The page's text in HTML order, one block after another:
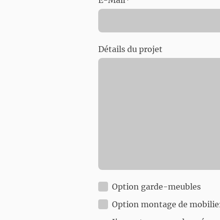
Détails du projet
Option garde-meubles
Option montage de